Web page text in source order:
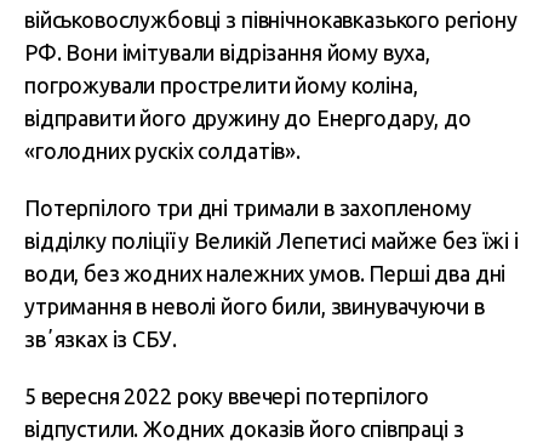
військовослужбовці з північнокавказького регіону
РФ. Вони імітували відрізання йому вуха,
погрожували прострелити йому коліна,
відправити його дружину до Енергодару, до
«голодних рускіх солдатів».
Потерпілого три дні тримали в захопленому
відділку поліції у Великій Лепетисі майже без їжі і
води, без жодних належних умов. Перші два дні
утримання в неволі його били, звинувачуючи в
звʼязках із СБУ.
5 вересня 2022 року ввечері потерпілого
відпустили. Жодних доказів його співпраці з